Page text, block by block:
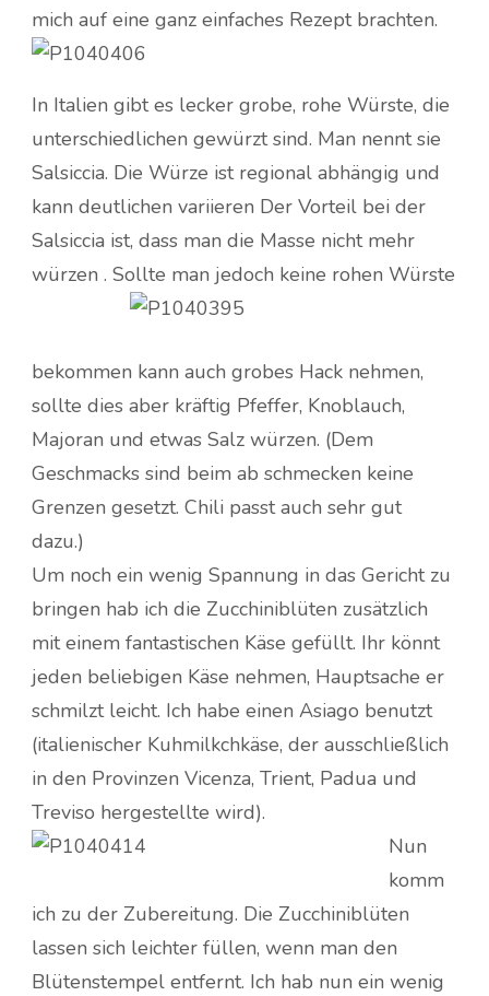
mich auf eine ganz einfaches Rezept brachten.
In Italien gibt es lecker grobe, rohe Würste, die
unterschiedlichen gewürzt sind. Man nennt sie
Salsiccia. Die Würze ist regional abhängig und
kann deutlichen variieren Der Vorteil bei der
Salsiccia ist, dass man die Masse nicht mehr
würzen . Sollte man jedoch keine rohen Würste
bekommen kann auch grobes Hack nehmen,
sollte dies aber kräftig Pfeffer, Knoblauch,
Majoran und etwas Salz würzen. (Dem
Geschmacks sind beim ab schmecken keine
Grenzen gesetzt. Chili passt auch sehr gut
dazu.)
Um noch ein wenig Spannung in das Gericht zu
bringen hab ich die Zucchiniblüten zusätzlich
mit einem fantastischen Käse gefüllt. Ihr könnt
jeden beliebigen Käse nehmen, Hauptsache er
schmilzt leicht. Ich habe einen Asiago benutzt
(italienischer Kuhmilkchkäse, der ausschließlich
in den Provinzen Vicenza, Trient, Padua und
Treviso hergestellte wird).
Nun
komm
ich zu der Zubereitung. Die Zucchiniblüten
lassen sich leichter füllen, wenn man den
Blütenstempel entfernt. Ich hab nun ein wenig